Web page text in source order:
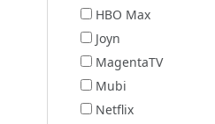
HBO Max
Joyn
MagentaTV
Mubi
Netflix